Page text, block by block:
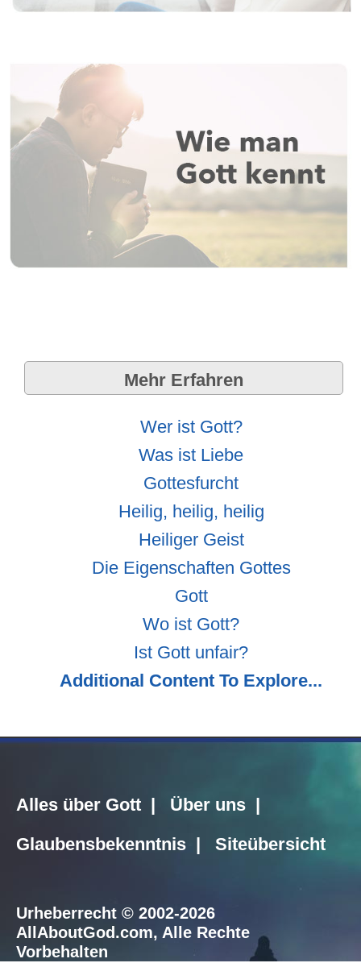
Mehr Erfahren
Wer ist Gott?
Was ist Liebe
Gottesfurcht
Heilig, heilig, heilig
Heiliger Geist
Die Eigenschaften Gottes
Gott
Wo ist Gott?
Ist Gott unfair?
Additional Content To Explore...
Alles über Gott Über uns
Glaubensbekenntnis
Siteübersicht
Urheberrecht © 2002-2026
AllAboutGod.com, Alle Rechte
Vorbehalten